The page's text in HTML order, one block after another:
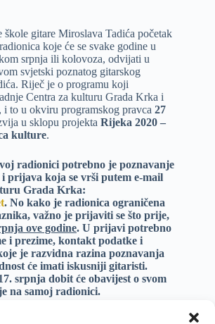
gitare Miroslava Tadića početak
koje će se svake godine u
srpnja ili kolovoza, odvijati u
svjetski poznatog gitarskog
Riječ je o programu koji
Centra za kulturu Grada Krka i
to u okviru programskog pravca 27
u sklopu projekta Rijeka 2020 –
kulture.
radionici potrebno je poznavanje
prijava koja se vrši putem e-mail
Grada Krka:
. No kako je radionica ograničena
važno je prijaviti se što prije,
ove godine. U prijavi potrebno
i prezime, kontakt podatke i
je razvidna razina poznavanja
će imati iskusniji gitaristi.
srpnja dobit će obavijest o svom
na samoj radionici.